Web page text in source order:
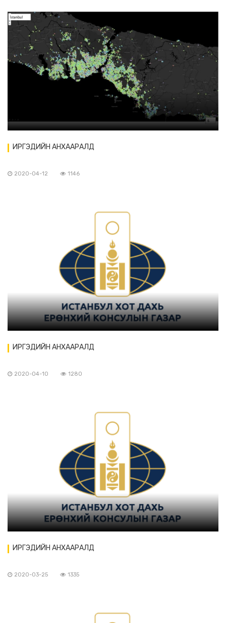
ИРГЭДИЙН АНХААРАЛД
2020-04-12 1146
ИРГЭДИЙН АНХААРАЛД
2020-04-10 1280
ИРГЭДИЙН АНХААРАЛД
2020-03-25 1335